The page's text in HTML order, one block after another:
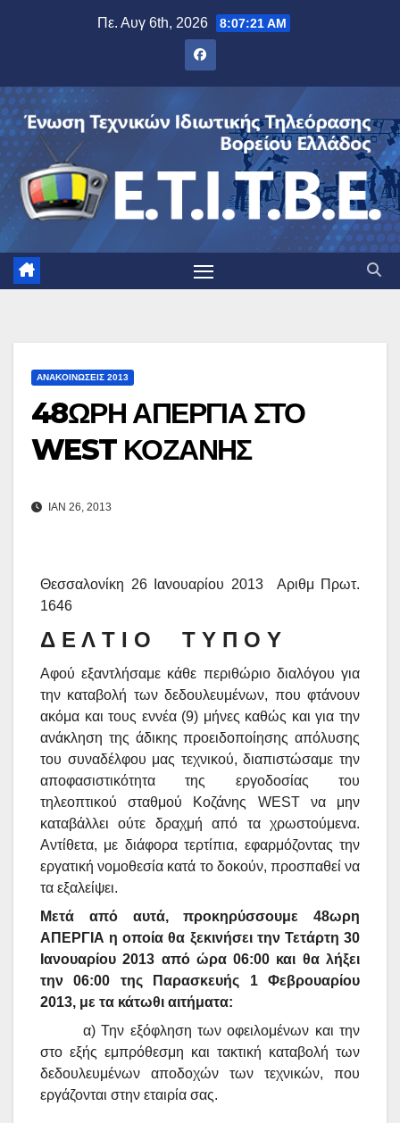
Πε. Αυγ 6th, 2026 8:07:22 AM
ΑΝΑΚΟΙΝΏΣΕΙΣ 2013
48ΩΡΗ ΑΠΕΡΓΙΑ ΣΤΟ
WEST ΚΟΖΑΝΗΣ
ΙΑΝ 26, 2013
Θεσσαλονίκη 26 Ιανουαρίου 2013 Αριθμ Πρωτ.
1646
Δ Ε Λ Τ Ι Ο Τ Υ Π Ο Υ
Αφού εξαντλήσαμε κάθε περιθώριο διαλόγου για
την καταβολή των δεδουλευμένων, που φτάνουν
ακόμα και τους εννέα (9) μήνες καθώς και για την
ανάκληση της άδικης προειδοποίησης απόλυσης
του συναδέλφου μας τεχνικού, διαπιστώσαμε την
αποφασιστικότητα της εργοδοσίας του
τηλεοπτικού σταθμού Κοζάνης WEST
να μην
καταβάλλει ούτε δραχμή από τα χρωστούμενα.
Αντίθετα, με διάφορα τερτίπια, εφαρμόζοντας την
εργατική νομοθεσία κατά το δοκούν, προσπαθεί να
τα εξαλείψει.
Μετά από αυτά, προκηρύσσουμε 48ωρη
ΑΠΕΡΓΙΑ η οποία θα ξεκινήσει την Τετάρτη 30
Ιανουαρίου 2013 από ώρα 06:00 και θα λήξει
την 06:00 της Παρασκευής 1 Φεβρουαρίου
2013, με τα κάτωθι αιτήματα:
α) Την εξόφληση των οφειλομένων και την
στο εξής εμπρόθεσμη και τακτική καταβολή των
δεδουλευμένων αποδοχών των τεχνικών, που
εργάζονται στην εταιρία σας.